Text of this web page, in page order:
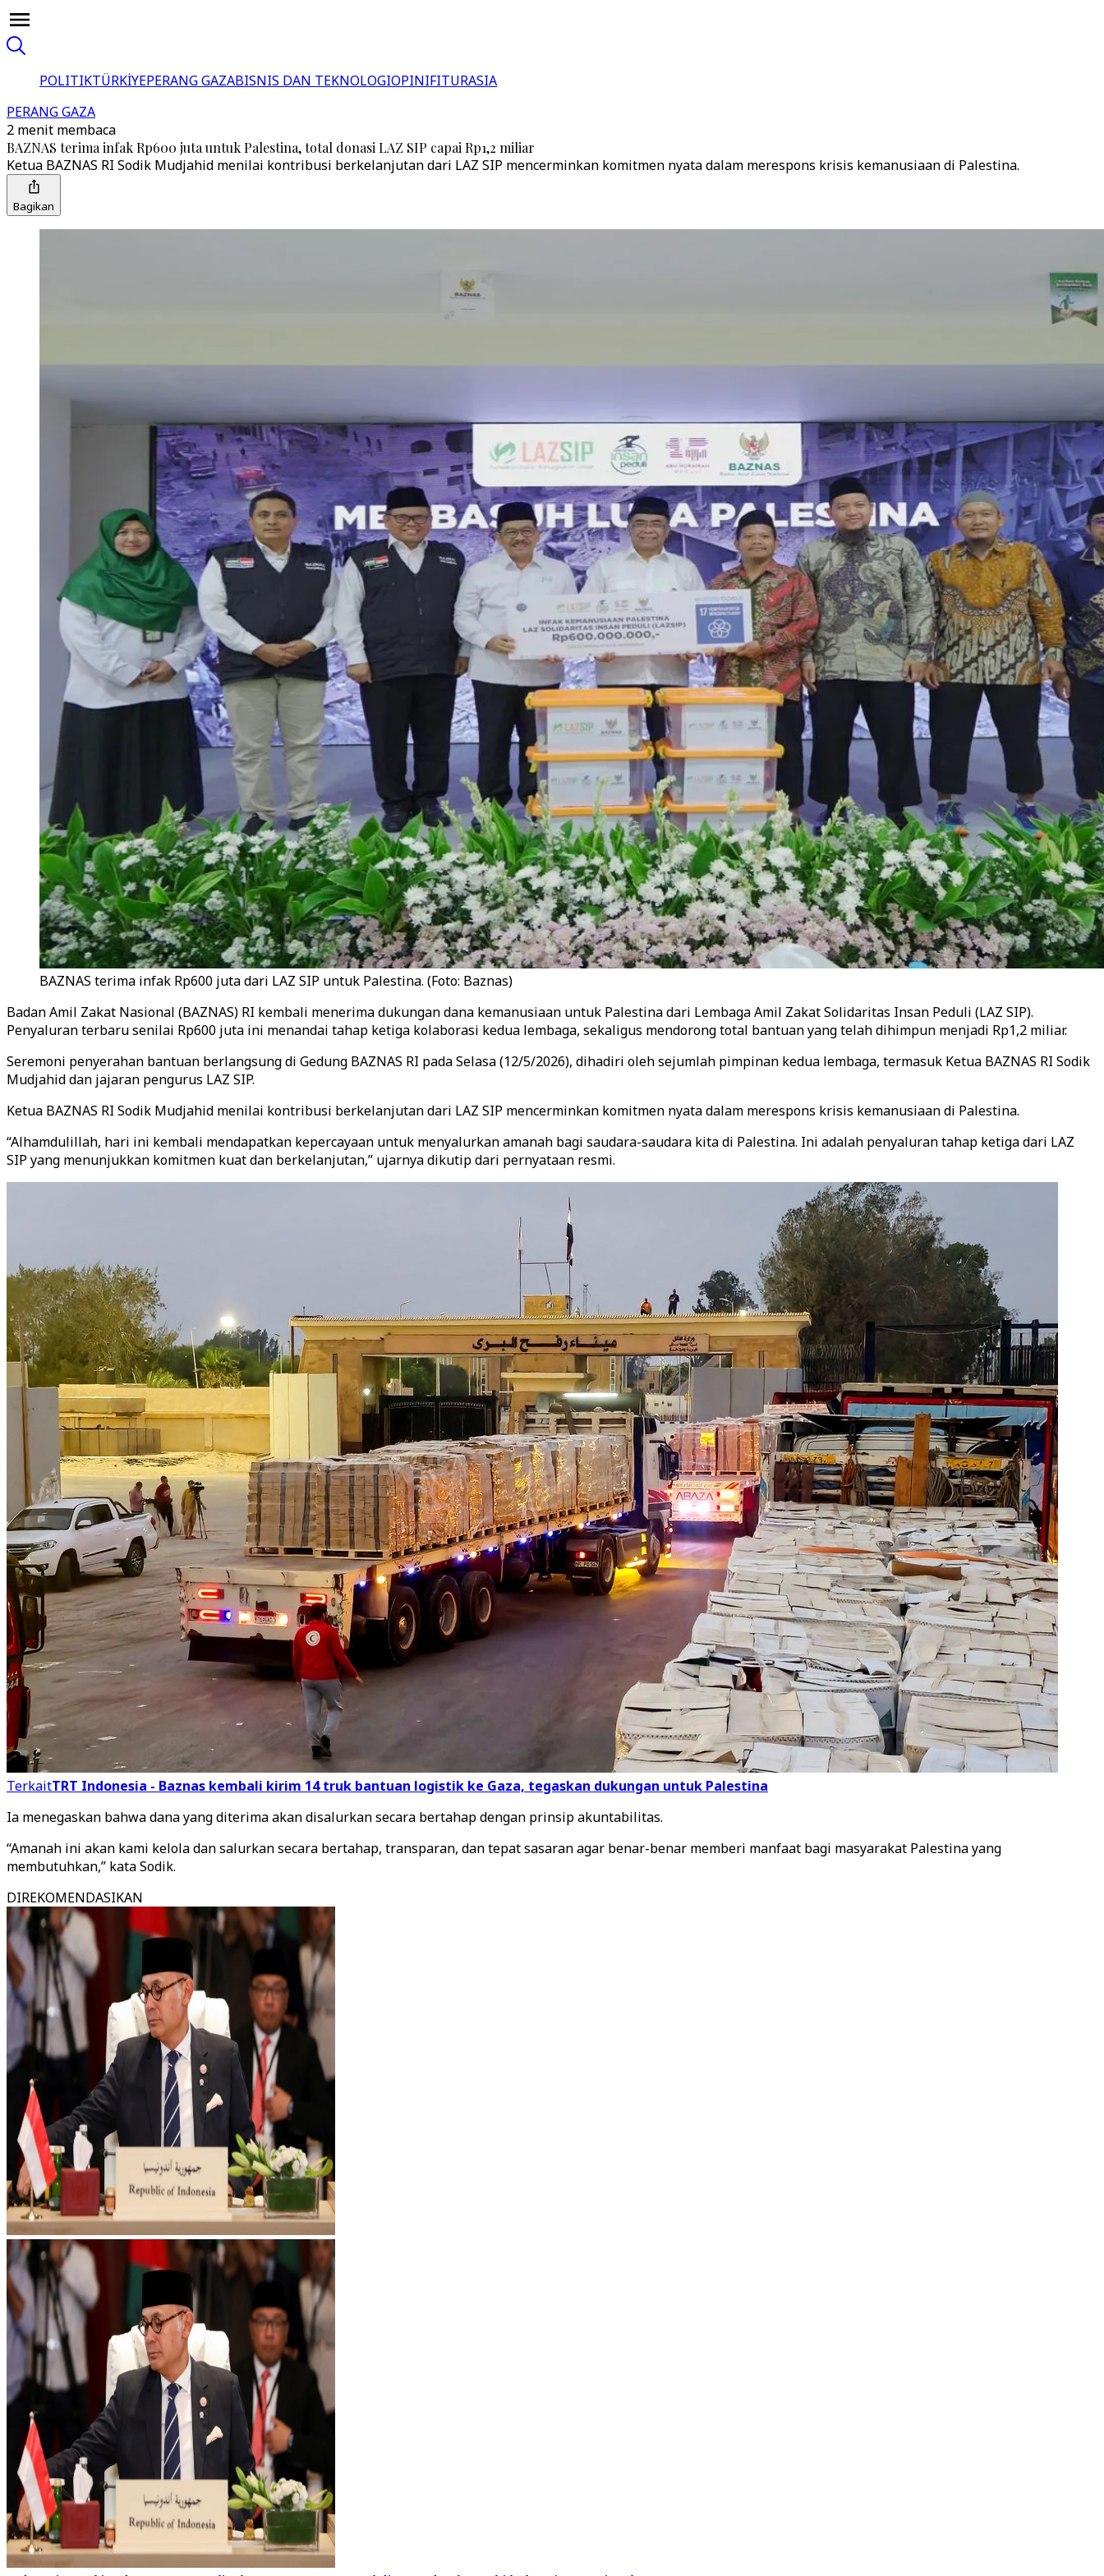
POLITIKTÜRKİYEPERANG GAZABISNIS DAN TEKNOLOGIOPINIFITURASIA
PERANG GAZA
2 menit membaca
BAZNAS terima infak Rp600 juta untuk Palestina, total donasi LAZ SIP capai Rp1,2 miliar
Ketua BAZNAS RI Sodik Mudjahid menilai kontribusi berkelanjutan dari LAZ SIP mencerminkan komitmen nyata dalam merespons krisis kemanusiaan di Palestina.
Bagikan
BAZNAS terima infak Rp600 juta dari LAZ SIP untuk Palestina. (Foto: Baznas)
Badan Amil Zakat Nasional (BAZNAS) RI kembali menerima dukungan dana kemanusiaan untuk Palestina dari Lembaga Amil Zakat Solidaritas Insan Peduli (LAZ SIP).
Penyaluran terbaru senilai Rp600 juta ini menandai tahap ketiga kolaborasi kedua lembaga, sekaligus mendorong total bantuan yang telah dihimpun menjadi Rp1,2 miliar.
Seremoni penyerahan bantuan berlangsung di Gedung BAZNAS RI pada Selasa (12/5/2026), dihadiri oleh sejumlah pimpinan kedua lembaga, termasuk Ketua BAZNAS RI Sodik
Mudjahid dan jajaran pengurus LAZ SIP.
Ketua BAZNAS RI Sodik Mudjahid menilai kontribusi berkelanjutan dari LAZ SIP mencerminkan komitmen nyata dalam merespons krisis kemanusiaan di Palestina.
“Alhamdulillah, hari ini kembali mendapatkan kepercayaan untuk menyalurkan amanah bagi saudara-saudara kita di Palestina. Ini adalah penyaluran tahap ketiga dari LAZ
SIP yang menunjukkan komitmen kuat dan berkelanjutan,” ujarnya dikutip dari pernyataan resmi.
TerkaitTRT Indonesia - Baznas kembali kirim 14 truk bantuan logistik ke Gaza, tegaskan dukungan untuk Palestina
Ia menegaskan bahwa dana yang diterima akan disalurkan secara bertahap dengan prinsip akuntabilitas.
“Amanah ini akan kami kelola dan salurkan secara bertahap, transparan, dan tepat sasaran agar benar-benar memberi manfaat bagi masyarakat Palestina yang
membutuhkan,” kata Sodik.
DIREKOMENDASIKAN